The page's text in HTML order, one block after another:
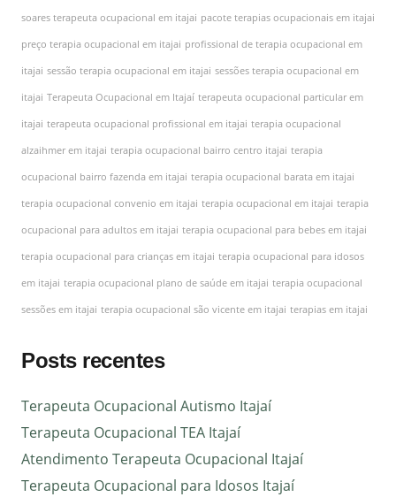
soares terapeuta ocupacional em itajai pacote terapias ocupacionais em itajai
preço terapia ocupacional em itajai profissional de terapia ocupacional em
itajai sessão terapia ocupacional em itajai sessões terapia ocupacional em
itajai Terapeuta Ocupacional em Itajaí terapeuta ocupacional particular em
itajai terapeuta ocupacional profissional em itajai terapia ocupacional
alzaihmer em itajai terapia ocupacional bairro centro itajai terapia
ocupacional bairro fazenda em itajai terapia ocupacional barata em itajai
terapia ocupacional convenio em itajai terapia ocupacional em itajai terapia
ocupacional para adultos em itajai terapia ocupacional para bebes em itajai
terapia ocupacional para crianças em itajai terapia ocupacional para idosos
em itajai terapia ocupacional plano de saúde em itajai terapia ocupacional
sessões em itajai terapia ocupacional são vicente em itajai terapias em itajai
Posts recentes
Terapeuta Ocupacional Autismo Itajaí
Terapeuta Ocupacional TEA Itajaí
Atendimento Terapeuta Ocupacional Itajaí
Terapeuta Ocupacional para Idosos Itajaí